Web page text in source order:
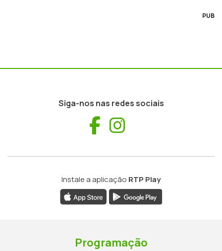
PUB
Siga-nos nas redes sociais
Facebook
Instale a aplicação RTP Play
Programação